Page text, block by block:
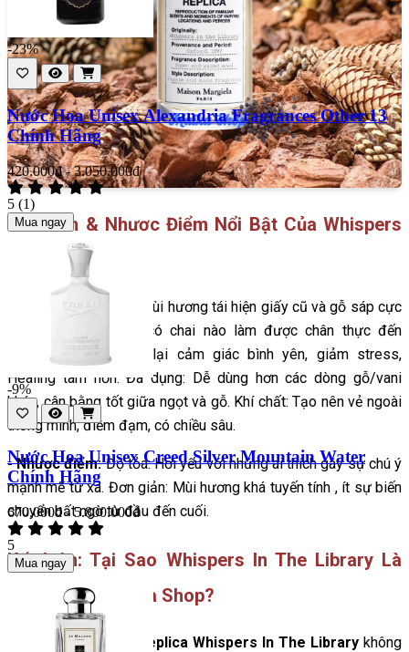
Ưu Điểm & Nhược Điểm Nổi Bật Của Whispers
In The Library
- Ưu điểm: Độc bản: Mùi hương tái hiện giấy cũ và gỗ sáp cực
kỳ nghệ thuật, hiếm có chai nào làm được chân thực đến
Thư giãn: Mang lại cảm giác bình yên, giảm stress,
Healing tâm hồn. Đa dụng: Dễ dùng hơn các dòng gỗ/vani
khác, cân bằng tốt giữa ngọt và gỗ. Khí chất: Tạo nên vẻ ngoài
thông minh, điềm đạm, có chiều sâu.
- Nhược điểm:Độ tỏa: Hơi yếu với những ai thích gây sự chú ý
mạnh mẽ từ xa. Đơn giản: Mùi hương khá tuyến tính , ít sự biến
chuyển bất ngờ từ đầu đến cuối.
Kết luận: Tại Sao Whispers In The Library Là
Chân Ái Tại Maika Shop?
Maison Margiela Replica Whispers In The Library không
-23%
Nước Hoa Unisex Alexandria Fragrances Other 13
Chính Hãng
420.000đ - 3.050.000đ
5 (1)
Mua ngay
-9%
Nước Hoa Unisex Creed Silver Mountain Water
Chính Hãng
670.000đ - 5.800.000đ
5
Mua ngay